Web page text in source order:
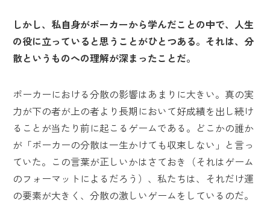
しかし、私自身がポーカーから学んだことの中で、人生
の役に立っていると思うことがひとつある。それは、分
散というものへの理解が深まったことだ。
ポーカーにおける分散の影響はあまりに大きい。真の実
力が下の者が上の者より長期において好成績を出し続け
ることが当たり前に起こるゲームである。どこかの誰か
が「ポーカーの分散は一生かけても収束しない」と言っ
ていた。この言葉が正しいかはさておき（それはゲーム
のフォーマットによるだろう）、私たちは、それだけ運
の要素が大きく、分散の激しいゲームをしているのだ。